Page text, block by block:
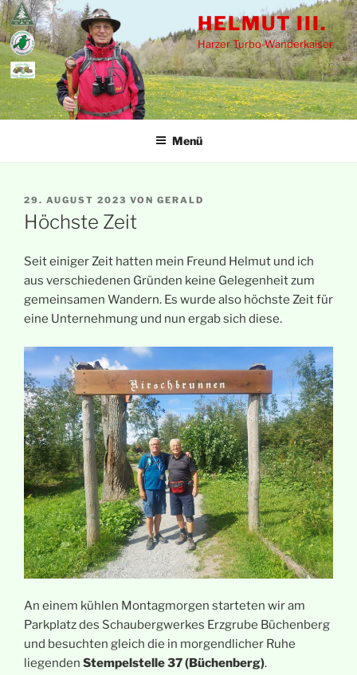
Zum
Inhalt
springen
HELMUT III.
Harzer Turbo-Wanderkaiser
Menü
VERÖFFENTLICHT
AM
29. AUGUST 2023 VON GERALD
Höchste Zeit
Seit einiger Zeit hatten mein Freund Helmut und ich
aus verschiedenen Gründen keine Gelegenheit zum
gemeinsamen Wandern. Es wurde also höchste Zeit für
eine Unternehmung und nun ergab sich diese.
An einem kühlen Montagmorgen starteten wir am
Parkplatz des Schaubergwerkes Erzgrube Büchenberg
und besuchten gleich die in morgendlicher Ruhe
liegenden Stempelstelle 37 (Büchenberg).